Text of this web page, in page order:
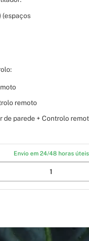
(espaços
remoto
de parede + Controlo
Envio em 24/48 horas úteis